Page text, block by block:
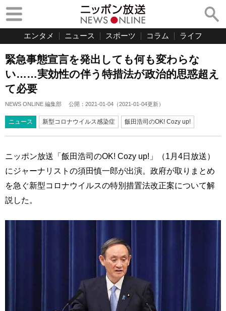
エンタメ ニュース スポーツ コラム ライフ
緊急事態宣言を発出しても何も変わらな
い……実効性の伴う特措法が政治的思惑超え
て必要
NEWS ONLINE 編集部 公開： 2021-01-04 （2021-01-04更新）
ニュース 新型コロナウイルス感染症 飯田浩司のOK! Cozy up!
ニッポン放送「飯田浩司のOK! Cozy up!」（1月4日放送）
にジャーナリストの須田慎一郎が出演。政府が取りまとめ
を急ぐ新型コロナウイルスの特別措置法改正案について解
説した。